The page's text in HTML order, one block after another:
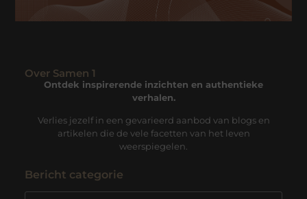
Over Samen 1
Ontdek inspirerende inzichten en authentieke
verhalen.
Verlies jezelf in een gevarieerd aanbod van blogs en
artikelen die de vele facetten van het leven
weerspiegelen.
Bericht categorie